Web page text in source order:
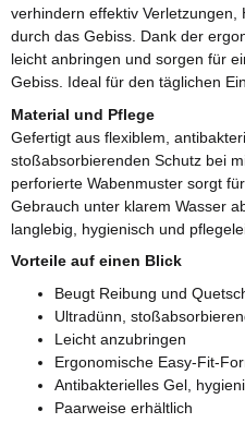
verhindern effektiv
durch das Gebiss. Dank der
leicht anbringen und sorgen für
Gebiss. Ideal für den täglichen
Material und Pflege
Gefertigt aus flexiblem,
stoßabsorbierenden Schutz bei
perforierte Wabenmuster sorgt
Gebrauch unter klarem Wasser
langlebig, hygienisch und
Vorteile auf einen Blick
Beugt Reibung und
Ultradünn,
Leicht anzubringen
Ergonomische Easy-Fit-
Antibakterielles Gel,
Paarweise erhältlich